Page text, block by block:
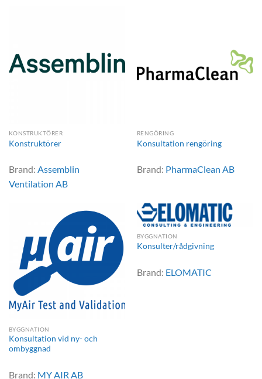
KONSTRUKTÖRER
Konstruktörer
Brand: Assemblin
Ventilation AB
RENGÖRING
Konsultation rengöring
Brand: PharmaClean AB
BYGGNATION
Konsultation vid ny- och
ombyggnad
Brand: MY AIR AB
BYGGNATION
Konsulter/rådgivning
Brand: ELOMATIC